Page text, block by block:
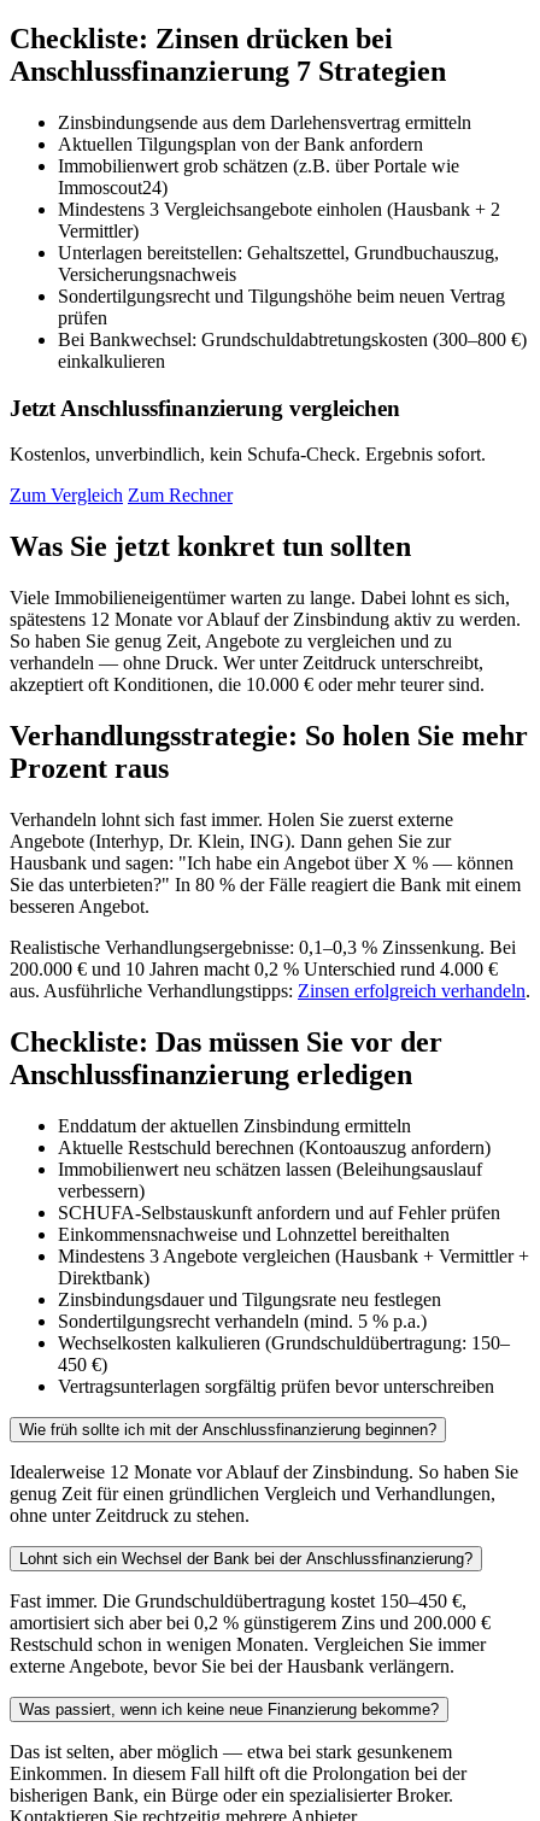
Checkliste: Zinsen drücken bei
Anschlussfinanzierung 7 Strategien
Zinsbindungsende aus dem Darlehensvertrag ermitteln
Aktuellen Tilgungsplan von der Bank anfordern
Immobilienwert grob schätzen (z.B. über Portale wie
Immoscout24)
Mindestens 3 Vergleichsangebote einholen (Hausbank + 2
Vermittler)
Unterlagen bereitstellen: Gehaltszettel, Grundbuchauszug,
Versicherungsnachweis
Sondertilgungsrecht und Tilgungshöhe beim neuen Vertrag
prüfen
Bei Bankwechsel: Grundschuldabtretungskosten (300–800 €)
einkalkulieren
Jetzt Anschlussfinanzierung vergleichen
Kostenlos, unverbindlich, kein Schufa-Check. Ergebnis sofort.
Zum Vergleich Zum Rechner
Was Sie jetzt konkret tun sollten
Viele Immobilieneigentümer warten zu lange. Dabei lohnt es sich,
spätestens 12 Monate vor Ablauf der Zinsbindung aktiv zu werden.
So haben Sie genug Zeit, Angebote zu vergleichen und zu
verhandeln — ohne Druck. Wer unter Zeitdruck unterschreibt,
akzeptiert oft Konditionen, die 10.000 € oder mehr teurer sind.
Verhandlungsstrategie: So holen Sie mehr
Prozent raus
Verhandeln lohnt sich fast immer. Holen Sie zuerst externe
Angebote (Interhyp, Dr. Klein, ING). Dann gehen Sie zur
Hausbank und sagen: "Ich habe ein Angebot über X % — können
Sie das unterbieten?" In 80 % der Fälle reagiert die Bank mit einem
besseren Angebot.
Realistische Verhandlungsergebnisse: 0,1–0,3 % Zinssenkung. Bei
200.000 € und 10 Jahren macht 0,2 % Unterschied rund 4.000 €
aus. Ausführliche Verhandlungstipps: Zinsen erfolgreich verhandeln.
Checkliste: Das müssen Sie vor der
Anschlussfinanzierung erledigen
Enddatum der aktuellen Zinsbindung ermitteln
Aktuelle Restschuld berechnen (Kontoauszug anfordern)
Immobilienwert neu schätzen lassen (Beleihungsauslauf
verbessern)
SCHUFA-Selbstauskunft anfordern und auf Fehler prüfen
Einkommensnachweise und Lohnzettel bereithalten
Mindestens 3 Angebote vergleichen (Hausbank + Vermittler +
Direktbank)
Zinsbindungsdauer und Tilgungsrate neu festlegen
Sondertilgungsrecht verhandeln (mind. 5 % p.a.)
Wechselkosten kalkulieren (Grundschuldübertragung: 150–
450 €)
Vertragsunterlagen sorgfältig prüfen bevor unterschreiben
Wie früh sollte ich mit der Anschlussfinanzierung beginnen?
Idealerweise 12 Monate vor Ablauf der Zinsbindung. So haben Sie
genug Zeit für einen gründlichen Vergleich und Verhandlungen,
ohne unter Zeitdruck zu stehen.
Lohnt sich ein Wechsel der Bank bei der Anschlussfinanzierung?
Fast immer. Die Grundschuldübertragung kostet 150–450 €,
amortisiert sich aber bei 0,2 % günstigerem Zins und 200.000 €
Restschuld schon in wenigen Monaten. Vergleichen Sie immer
externe Angebote, bevor Sie bei der Hausbank verlängern.
Was passiert, wenn ich keine neue Finanzierung bekomme?
Das ist selten, aber möglich — etwa bei stark gesunkenem
Einkommen. In diesem Fall hilft oft die Prolongation bei der
bisherigen Bank, ein Bürge oder ein spezialisierter Broker.
Kontaktieren Sie rechtzeitig mehrere Anbieter.